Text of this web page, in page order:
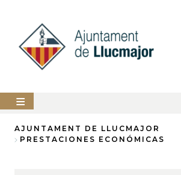
contenido
principal
AYUNTAMIENTO
AJUNTAMENT DE LLUCMAJOR
PRESTACIONES ECONÓMICAS